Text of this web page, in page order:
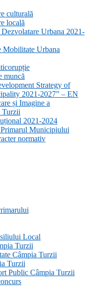
culturală
locală
Dezvolatare Urbana 2021-
Mobilitate Urbana
muncă
Strategy of
2021-2027” – EN
și Imagine a
Turzii
2021-2024
Municipiului
normativ
Local
Turzii
Câmpia Turzii
Turzii
Public Câmpia Turzii